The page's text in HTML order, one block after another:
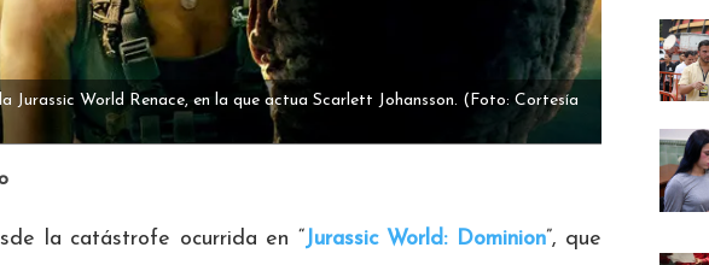
Jurassic World Renace, en la que actua Scarlett Johansson. (Foto: Cortesía
la catástrofe ocurrida en “Jurassic World: Dominion”, que